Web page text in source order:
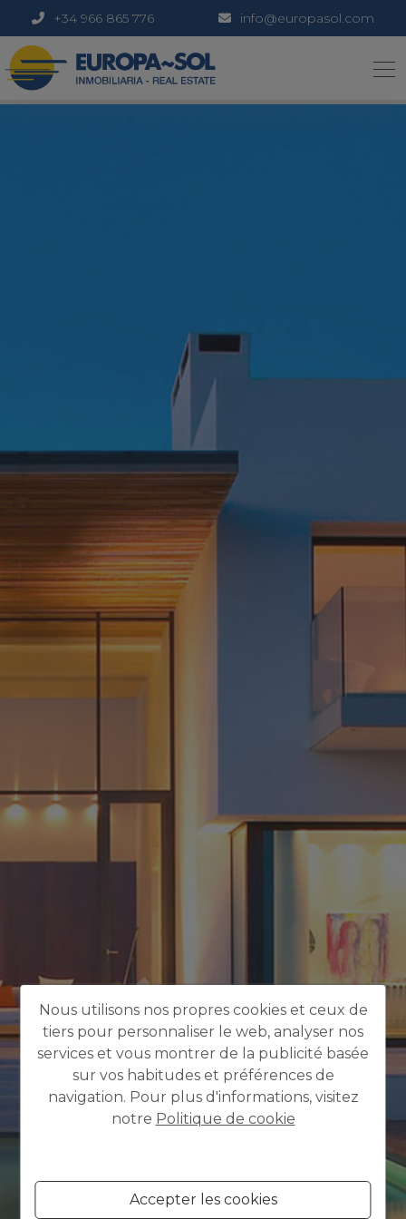
+34 966 865 776 info@europasol.com
Nous utilisons nos propres cookies et ceux de
tiers pour personnaliser le web, analyser nos
services et vous montrer de la publicité basée
sur vos habitudes et préférences de
navigation. Pour plus d'informations, visitez
notre Politique de cookie
Accepter les cookies